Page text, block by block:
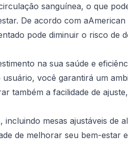
sanguínea, o que
De acordo com a
pode diminuir o risco de
na sua saúde e
você garantirá um
também a facilidade de
mesas ajustáveis de
de melhorar seu bem-estar